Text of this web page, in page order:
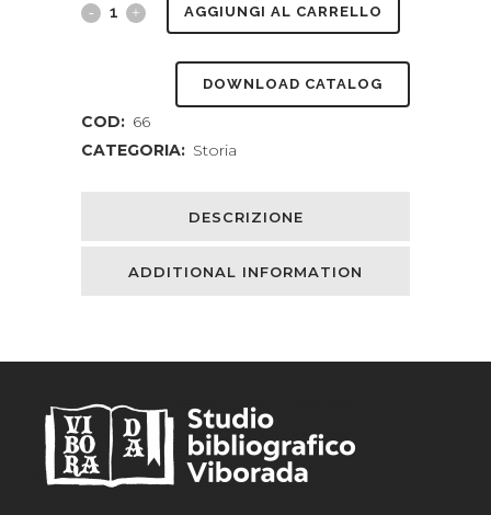
Annali.
del
AGGIUNGI AL CARRELLO
DOWNLOAD CATALOG
COD: 66
CATEGORIA: Storia
DESCRIZIONE
ADDITIONAL INFORMATION